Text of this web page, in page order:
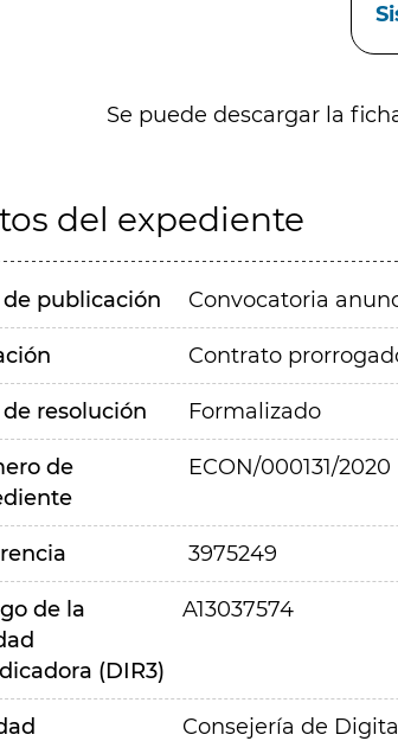
Se puede descargar la
del expediente
publicación Convocatoria
Contrato
resolución Formalizado
de
ECON/000131/2020
3975249
de la
(DIR3)
A13037574
Consejería de